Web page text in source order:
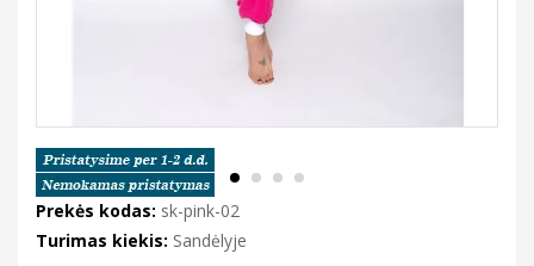
Prekės kodas: sk-pink-02
Turimas kiekis: Sandėlyje